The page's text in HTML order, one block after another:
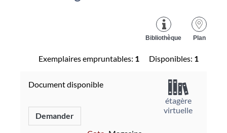
Plan
Bibliothèque
Exemplaires empruntables: 1 Disponibles: 1
Document disponible
Demander
étagère
virtuelle